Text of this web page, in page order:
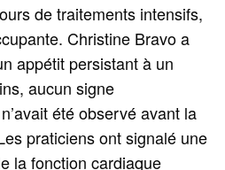
de traitements intensifs,
Christine Bravo a
appétit persistant à un
aucun signe
été observé avant la
praticiens ont signalé une
la fonction cardiaque